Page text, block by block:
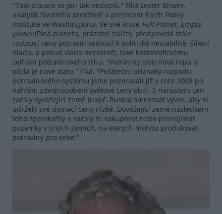
"Tato situace se jen tak nezlepší," říká Lester Brown,
analytik životního prostředí a prezident Earth Policy
Institute ve Washingtonu. Ve své knize Full Planet, Empty
plates (Plná planeta, prázdné talíře), předpovídá stále
rostoucí ceny potravin vedoucí k politické nestabilitě, šíření
hladu. a pokud vláda nezakročí, také katastrofickému
selhání potravinového trhu. "Potraviny jsou nová ropa a
půda je nové zlato," říká. "Počáteční příznaky rozpadu
potravinového systému jsme pozorovali již v roce 2008 po
náhlém zdvojnásobení světové ceny obilí. S nárůstem cen
začaly vyvážející země (např. Rusko) omezovat vývoz, aby si
udržely své domácí ceny nízké. Dovážející země následkem
toho zpanikařily a začaly si nakupovat nebo pronajímat
pozemky v jiných zemích, na kterých mohou produkovat
potraviny pro sebe."